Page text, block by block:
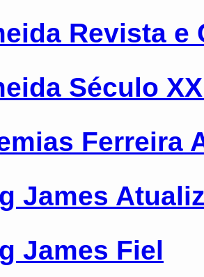
Revista e
Século
Ferreira
James
James Fiel